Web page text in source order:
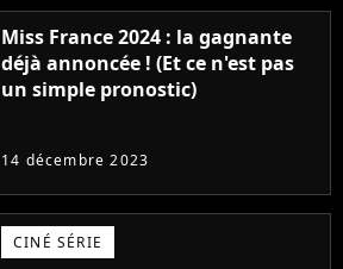
Miss France 2024 : la gagnante
déjà annoncée ! (Et ce n'est pas
un simple pronostic)
14 décembre 2023
CINÉ SÉRIE